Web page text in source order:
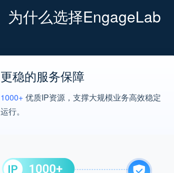
为什么选择EngageLab
更稳的服务保障
1000+ 优质IP资源，支撑大规模业务高效稳定
运行。